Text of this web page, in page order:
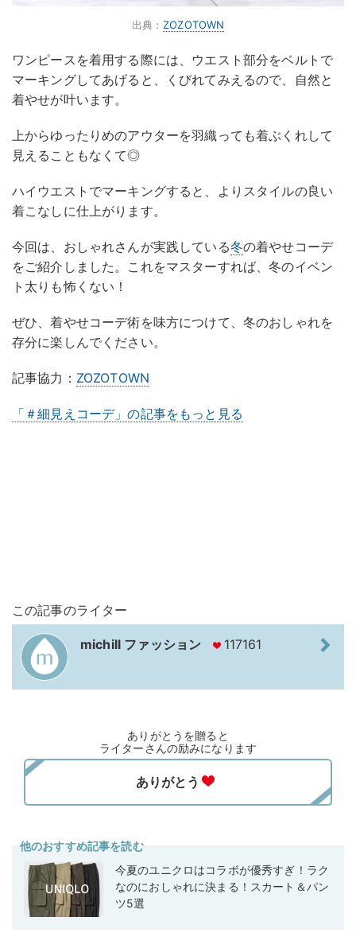
出典：ZOZOTOWN
ワンピースを着用する際には、ウエスト部分をベルトで
マーキングしてあげると、くびれてみえるので、自然と
着やせが叶います。
上からゆったりめのアウターを羽織っても着ぶくれして
見えることもなくて◎
ハイウエストでマーキングすると、よりスタイルの良い
着こなしに仕上がります。
今回は、おしゃれさんが実践している冬の着やせコーデ
をご紹介しました。これをマスターすれば、冬のイベン
ト太りも怖くない！
ぜひ、着やせコーデ術を味方につけて、冬のおしゃれを
存分に楽しんでください。
記事協力： ZOZOTOWN
「＃細見えコーデ」の記事をもっと見る
この記事のライター
michill ファッション 117161
ありがとうを贈ると
ライターさんの励みになります
他のおすすめ記事を読む
今夏のユニクロはコラボが優秀すぎ！ラク
なのにおしゃれに決まる！スカート＆パン
ツ5選